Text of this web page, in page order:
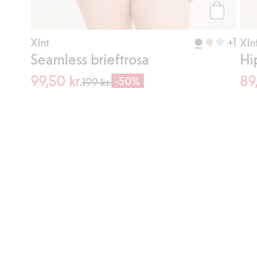
Xlnt +1
Seamless brieftrosa
99,50 kr.199 kr. -50%